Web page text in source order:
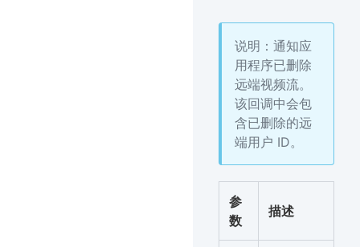
说明：通知应
用程序已删除
远端视频流。
该回调中会包
含已删除的远
端用户 ID。
参
数
描述